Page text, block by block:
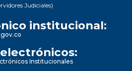
Judiciales)
institucional:
Institucionales